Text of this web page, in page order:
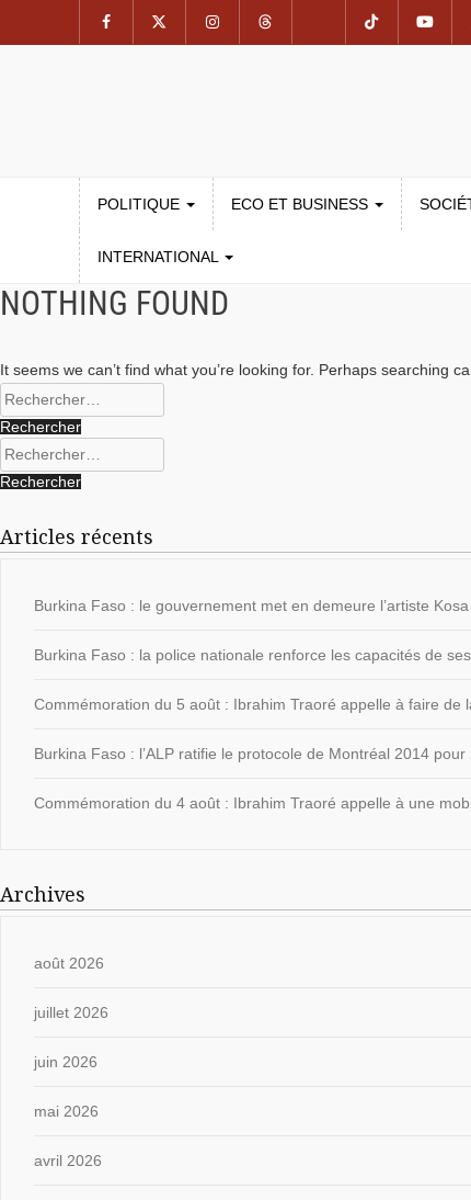
POLITIQUE ECO ET BUSINESS
INTERNATIONAL
NOTHING FOUND
It seems we can’t find what you’re looking for. Perhaps searching
Rechercher :
Rechercher :
Articles récents
Burkina Faso : le gouvernement met en demeure l’artiste
Burkina Faso : la police nationale renforce les capacités de
Commémoration du 5 août : Ibrahim Traoré appelle à faire
Burkina Faso : l’ALP ratifie le protocole de Montréal 2014
Commémoration du 4 août : Ibrahim Traoré appelle à une
Archives
août 2026
juillet 2026
juin 2026
mai 2026
avril 2026